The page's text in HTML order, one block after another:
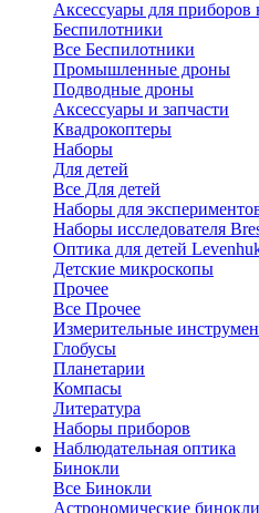
Аксессуары для приборов
Беспилотники
Все Беспилотники
Промышленные дроны
Подводные дроны
Аксессуары и запчасти
Квадрокоптеры
Наборы
Для детей
Все Для детей
Наборы для
Наборы исследователя
Оптика для детей
Детские микроскопы
Прочее
Все Прочее
Измерительные
Глобусы
Планетарии
Компасы
Литература
Наборы приборов
Наблюдательная оптика
Бинокли
Все Бинокли
Астрономические бинокли